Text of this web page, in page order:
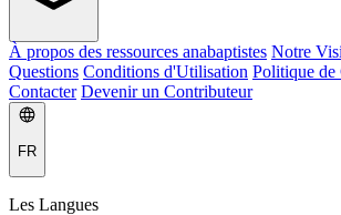
À propos des ressources anabaptistes Notre
Questions Conditions d'Utilisation Politique
Contacter Devenir un Contributeur
FR
Les Langues